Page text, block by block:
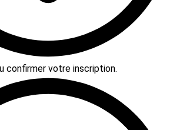
confirmer votre inscription.